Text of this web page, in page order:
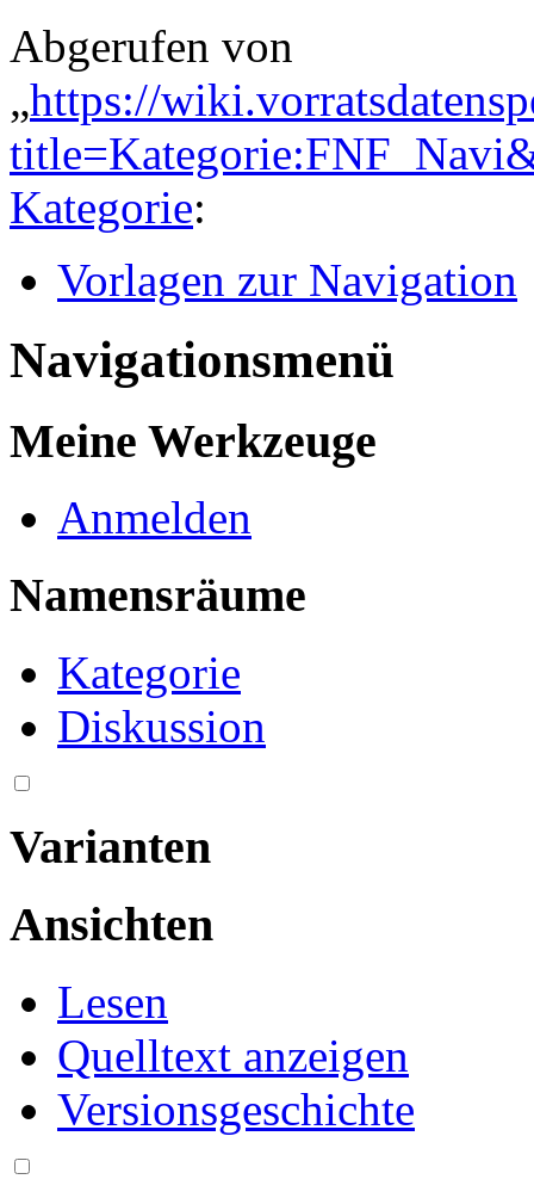
Abgerufen von
„https://
Kategorie:
Vorlagen zur Navigation
Navigationsmenü
Meine Werkzeuge
Anmelden
Namensräume
Kategorie
Diskussion
Varianten
Ansichten
Lesen
Quelltext anzeigen
Versionsgeschichte